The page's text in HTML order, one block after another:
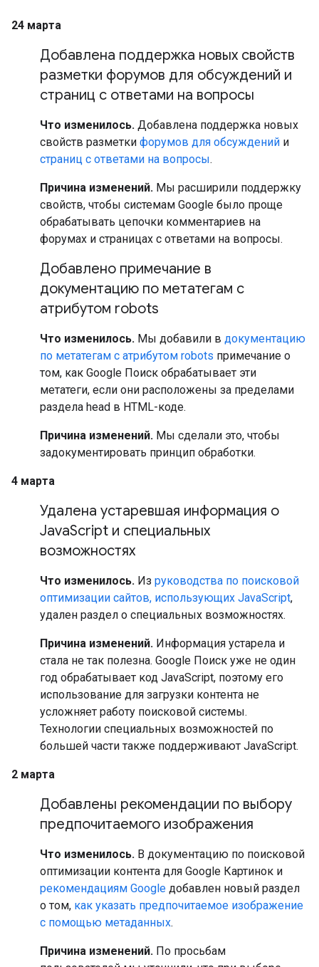
24 марта
Добавлена поддержка новых свойств
разметки форумов для обсуждений и
страниц с ответами на вопросы
Что изменилось. Добавлена поддержка новых
свойств разметки форумов для обсуждений и
страниц с ответами на вопросы.
Причина изменений. Мы расширили поддержку
свойств, чтобы системам Google было проще
обрабатывать цепочки комментариев на
форумах и страницах с ответами на вопросы.
Добавлено примечание в
документацию по метатегам с
атрибутом robots
Что изменилось. Мы добавили в документацию
по метатегам с атрибутом robots примечание о
том, как Google Поиск обрабатывает эти
метатеги, если они расположены за пределами
раздела head в HTML-коде.
Причина изменений. Мы сделали это, чтобы
задокументировать принцип обработки.
4 марта
Удалена устаревшая информация о
JavaScript и специальных
возможностях
Что изменилось. Из руководства по поисковой
оптимизации сайтов, использующих JavaScript,
удален раздел о специальных возможностях.
Причина изменений. Информация устарела и
стала не так полезна. Google Поиск уже не один
год обрабатывает код JavaScript, поэтому его
использование для загрузки контента не
усложняет работу поисковой системы.
Технологии специальных возможностей по
большей части также поддерживают JavaScript.
2 марта
Добавлены рекомендации по выбору
предпочитаемого изображения
Что изменилось. В документацию по поисковой
оптимизации контента для Google Картинок и
рекомендациям Google добавлен новый раздел
о том, как указать предпочитаемое изображение
с помощью метаданных.
Причина изменений. По просьбам